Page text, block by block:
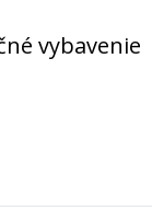
vybavenie